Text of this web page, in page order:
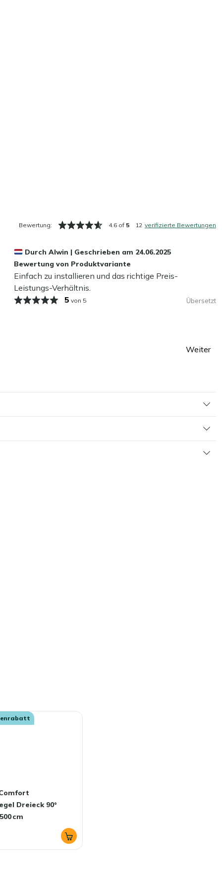
Bewertung: 4.6 of 5 12 verifizierte Bewertungen
Durch Alwin | Geschrieben am 24.06.2025
Bewertung von Produktvariante
Einfach zu installieren und das richtige Preis-
Leistungs-Verhältnis.
5 von 5 Übersetzt
Seite
Weiter
Dreieck 90°
cm